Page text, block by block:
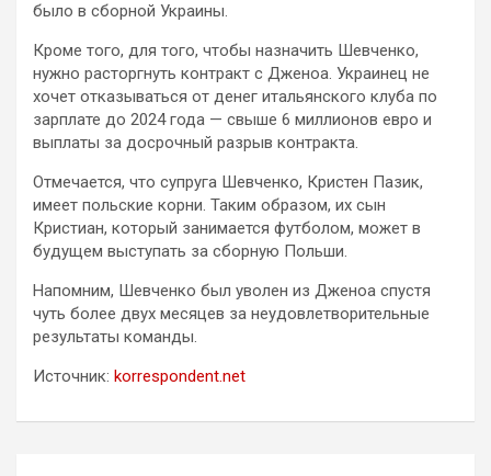
было в сборной Украины.
Кроме того, для того, чтобы назначить Шевченко,
нужно расторгнуть контракт с Дженоа. Украинец не
хочет отказываться от денег итальянского клуба по
зарплате до 2024 года — свыше 6 миллионов евро и
выплаты за досрочный разрыв контракта.
Отмечается, что супруга Шевченко, Кристен Пазик,
имеет польские корни. Таким образом, их сын
Кристиан, который занимается футболом, может в
будущем выступать за сборную Польши.
Напомним, Шевченко был уволен из Дженоа спустя
чуть более двух месяцев за неудовлетворительные
результаты команды.
Источник: korrespondent.net